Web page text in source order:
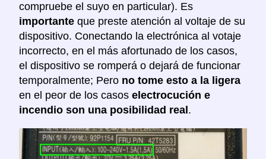
compruebe el suyo en particular). Es
importante que preste atención al voltaje de su
dispositivo. Conectando la electrónica al votaje
incorrecto, en el más afortunado de los casos,
el dispositivo se romperá o dejará de funcionar
temporalmente; Pero no tome esto a la ligera
en el peor de los casos electrocución e
incendio son una posibilidad real .